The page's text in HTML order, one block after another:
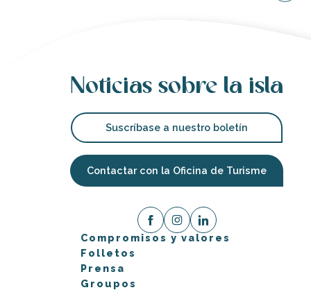
Noticias sobre la isla
Suscríbase a nuestro boletín
Contactar con la Oficina de Turisme
Compromisos y valores
Folletos
Prensa
Groupos